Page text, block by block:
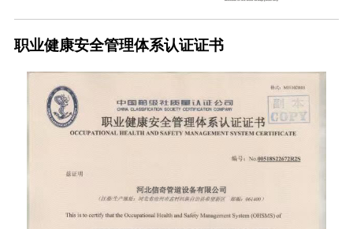
职业健康安全管理体系认证证书